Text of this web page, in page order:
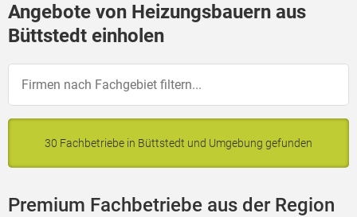
Angebote von Heizungsbauern aus
Büttstedt einholen
30 Fachbetriebe in Büttstedt und Umgebung gefunden
Premium Fachbetriebe aus der Region